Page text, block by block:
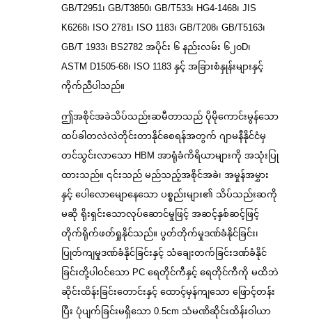
GB/T2951၊ GB/T3850၊ GB/T533၊ HG4-1468၊ JIS
K6268၊ ISO 2781၊ ISO 1183၊ GB/T208၊ GB/T5163၊
GB/T 1933၊ BS2782 အပိုင်း ၆ နည်းလမ်း ၆၂၀D၊
ASTM D1505-68၊ ISO 1183 နှင့် အခြားစံနှုန်းများနှင့်
ကိုက်ညီပါသည်။
ဤအစိုင်အခဲသိပ်သည်းဆမီတာသည် ပိုမိုကောင်းမွန်သော
ထပ်ခါတလဲလဲတိုင်းတာနိုင်စေရန်အတွက် ဂျာမနီနိုင်ငံမှ
တင်သွင်းလာသော HBM အာရုံခံကိရိယာများကို အသုံးပြု
ထားသည်။ ၎င်းသည် မည်သည့်အစိုင်အခဲ၊ အမှုန်အမွှား
နှင့် ပေါလောမျောနေသော ပစ္စည်းများ၏ သိပ်သည်းဆကို
မဆို ရိုးရှင်းသောလုပ်ဆောင်မှုဖြင့် အဆင့်နှစ်ဆင့်ဖြင့်
တိုက်ရိုက်ဖတ်ရှုနိုင်သည်။ ပွတ်တိုက်မှုဒဏ်ခံနိုင်ခြင်း၊
ပြုတ်ကျမှုဒဏ်ခံနိုင်ခြင်းနှင့် သံချေးတက်ခြင်းဒဏ်ခံနိုင်
ခြင်းတို့ပါဝင်သော PC ရေတိုင်ကီနှင့် ရေတိုင်ကီကို မထိဘဲ
ဆိုင်းထိန်းခြင်းတောင်းနှင့် ထောင့်မှန်ကျသော ဖြောင့်တန်း
ပြီး ပုံပျက်ခြင်းမရှိသော 0.5cm သံမဏိဆိုင်းထိန်းဝါယာ